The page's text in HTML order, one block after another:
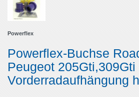
Powerflex
Powerflex-Buchse
Peugeot 205Gti,309Gti
Vorderradaufhängung